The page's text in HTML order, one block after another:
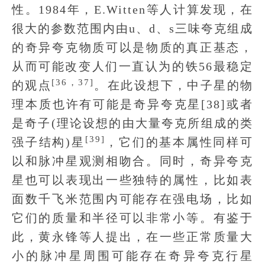
性。1984年，E.Witten等人计算发现，在
很大的参数范围内由u、d、s三味夸克组成
的奇异夸克物质可以是物质的真正基态，
从而可能改变人们一直认为的铁56最稳定
的观点 [36，37] 。在此设想下，中子星的物
理本质也许有可能是奇异夸克星[38]或者
是奇子(理论设想的由大量夸克所组成的类
强子结构)星 [39]
，它们的基本属性同样可
以和脉冲星观测相吻合。同时，奇异夸克
星也可以表现出一些独特的属性，比如表
面数千飞米范围内可能存在强电场，比如
它们的质量和半径可以非常小等。有鉴于
此，黄永锋等人提出，在一些正常质量大
小的脉冲星周围可能存在奇异夸克行星